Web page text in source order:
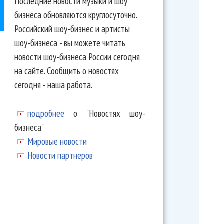
бизнеса обновляются круглосуточно.
Российский шоу-бизнес и артисты
шоу-бизнеса - вы можете читать
новости шоу-бизнеса России сегодня
на сайте. Сообщить о новостях
сегодня - наша работа.
подробнее о "Новостях шоу-
бизнеса"
Мировые новости
Новости партнеров